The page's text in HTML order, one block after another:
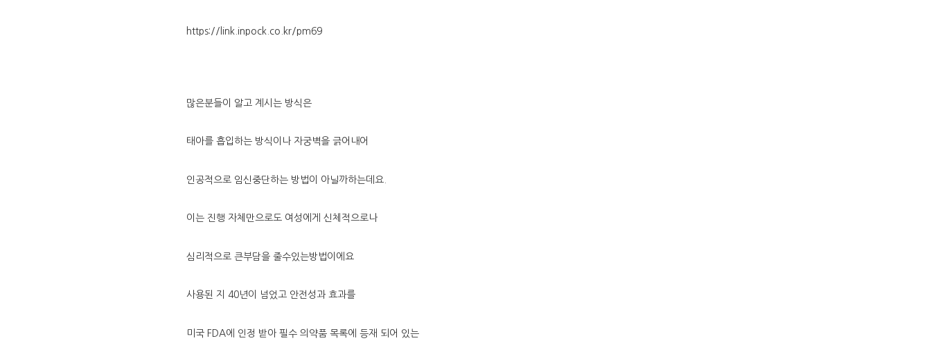
https://link.inpock.co.kr/pm69
많은분들이 알고 계시는 방식은
태아를 흡입하는 방식이나 자궁벽을 긁어내어
인공적으로 임신중단하는 방법이 아닐까하는데요.
이는 진행 자체만으로도 여성에게 신체적으로나
심리적으로 큰부담을 줄수있는방법이에요
사용된 지 40년이 넘었고 안전성과 효과를
미국 FDA에 인정 받아 필수 의약품 목록에 등재 되어 있는